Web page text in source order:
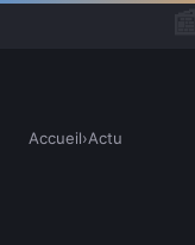
Accueil›Actu